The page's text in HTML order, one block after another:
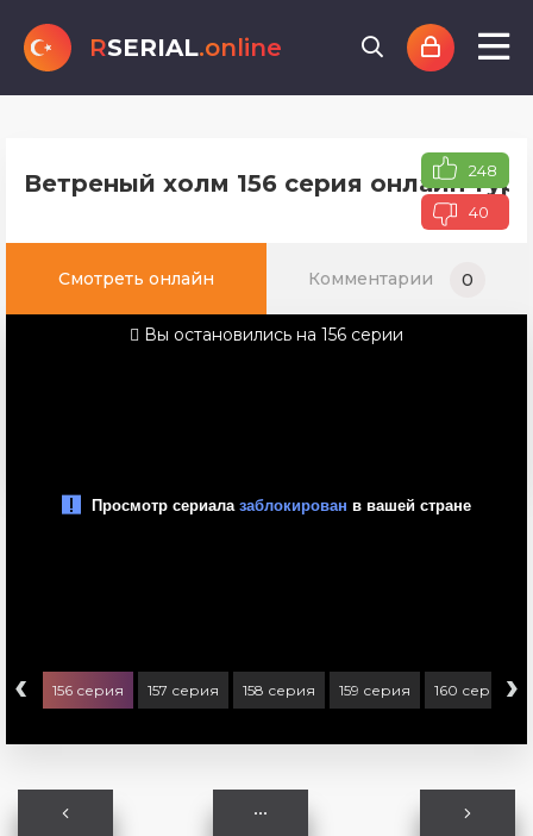
RSERIAL.online
Ветреный холм 156 серия онлайн 248
40
Смотреть онлайн Комментарии 0
Вы остановились на 156 серии
‹ 156 серия 157 серия 158 серия 159 серия 160 серия›